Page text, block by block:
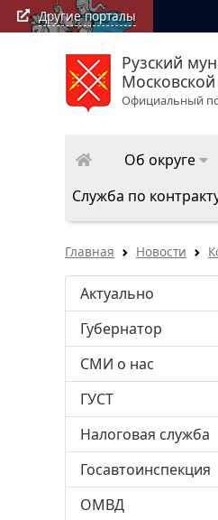
Другие порталы
Рузский
Официальный
Об округе
Служба по
Главная Новости
Актуально
Губернатор
СМИ о нас
ГУСТ
Налоговая служба
Госавтоинспекция
ОМВД